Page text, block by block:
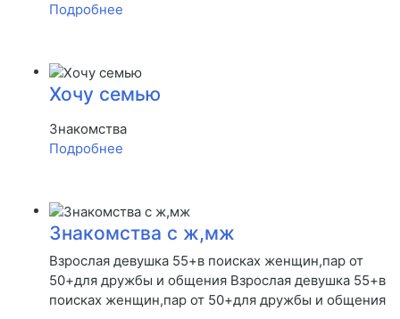
Подробнее
Хочу семью
Знакомства
Подробнее
Знакомства с ж,мж
Взрослая девушка 55+в поисках женщин,пар от
50+для дружбы и общения Взрослая девушка 55+в
поисках женщин,пар от 50+для дружбы и общения